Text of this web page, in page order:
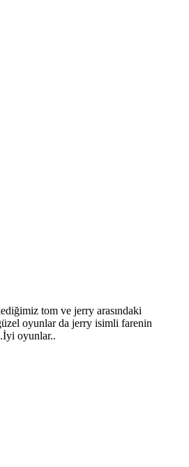
tom ve jerry arasındaki
oyunlar da jerry isimli farenin
oyunlar..